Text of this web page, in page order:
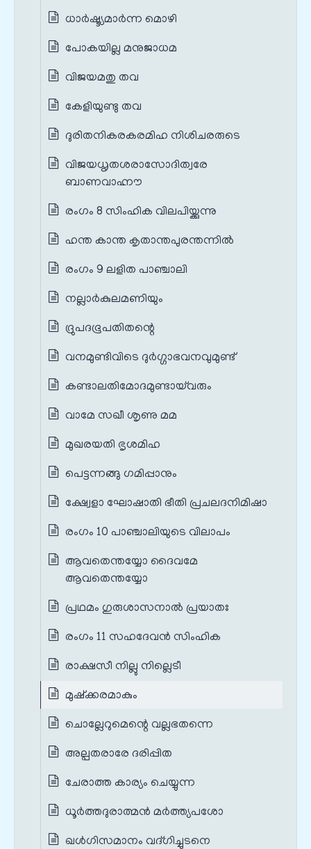
ധാർഷ്ട്യമാർന്ന മൊഴി
പോകയില്ല മനുജാധമ
വിജയമതു തവ
കേളിയുണ്ടു തവ
ദുരിതനികരകരമിഹ നിശിചരരുടെ
വിജയധൃതശരാസോദിത്വരേ
ബാണവാഹ്നൗ
രംഗം 8 സിംഹിക വിലപിയ്ക്കുന്നു
ഹന്ത കാന്ത കൃതാന്തപുരന്തന്നില്‍
രംഗം 9 ലളിത പാഞ്ചാലി
നല്ലാര്‍കുലമണിയും
ദ്രുപദഭൂപതിതന്റെ
വനമുണ്ടിവിടെ ദുര്‍ഗ്ഗാഭവനവുമുണ്ട്
കണ്ടാലതിമോദമുണ്ടായ്‌വരും
വാമേ സഖീ ശൃണു മമ
മുഖരയതി ഭൃശമിഹ
പെട്ടന്നങ്ങു ഗമിപ്പാനും
ക്ഷ്വേളാ ഘോഷാതി ഭീതി പ്രചലദനിമിഷാ
രംഗം 10 പാഞ്ചാലിയുടെ വിലാപം
ആവതെന്തയ്യോ ദൈവമേ
ആവതെന്തയ്യോ
പ്രഥമം ഗുരുശാസനാൽ പ്രയാതഃ
രംഗം 11 സഹദേവൻ സിംഹിക
രാക്ഷസീ നില്ലു നില്ലെടീ
മുഷ്ക്കരമാകും
ചൊല്ലേറുമെന്റെ വല്ലഭതന്നെ
അല്പതരാരേ ദരിപ്പിത
ചേരാത്ത കാര്യം ചെയ്യുന്ന
ധൂർത്തദുരാത്മൻ മർത്ത്യപശോ
ഖൾഗിസമാനം വദ്ഗിച്ചുടനെ